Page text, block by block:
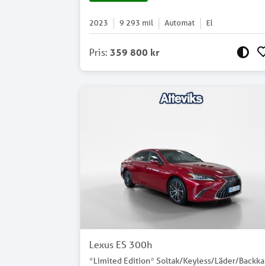
2023 9 293 mil Automat El
Pris:359 800 kr
Lexus ES 300h
*Limited Edition* Soltak/Keyless/Läder/Backka